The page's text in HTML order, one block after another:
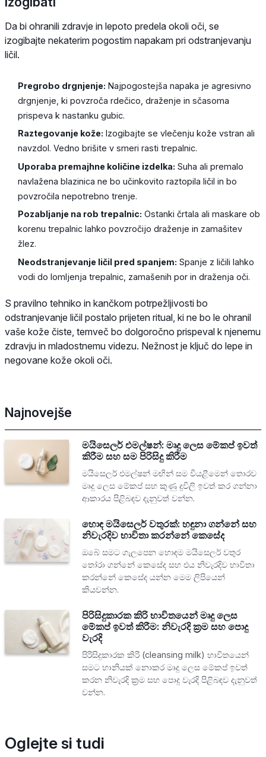
Da bi ohranili zdravje in lepoto predela okoli oči, se
izogibajte nekaterim pogostim napakam pri odstranjevanju
ličil.
Pregrobo drgnjenje: Najpogostejša napaka je agresivno
drgnjenje, ki povzroča rdečico, draženje in sčasoma
prispeva k nastanku gubic.
Raztegovanje kože: Izogibajte se vlečenju kože vstran ali
navzdol. Vedno brišite v smeri rasti trepalnic.
Uporaba premajhne količine izdelka: Suha ali premalo
navlažena blazinica ne bo učinkovito raztopila ličil in bo
povzročila nepotrebno trenje.
Pozabljanje na rob trepalnic: Ostanki črtala ali maskare ob
korenu trepalnic lahko povzročijo draženje in zamašitev
žlez.
Neodstranjevanje ličil pred spanjem: Spanje z ličili lahko
vodi do lomljenja trepalnic, zamašenih por in draženja oči.
S pravilno tehniko in kančkom potrpežljivosti bo
odstranjevanje ličil postalo prijeten ritual, ki ne bo le ohranil
vaše kože čiste, temveč bo dolgoročno prispeval k njenemu
zdravju in mladostnemu videzu. Nežnost je ključ do lepe in
negovane kože okoli oči.
Najnovejše
මයිසෙලර් එමල්ෂන්: මෘදු ලෙස මේකප් ඉවත්
කිරීම සහ සම පිරිසිදු කිරීම
මයිසෙලර් එමල්ෂන් මඟින් සම වියළීමෙන් තොරව
මෘදු ලෙස මේකප් සහ කුණු දූවිලි ඉවත් කර ගන්නා
ආකාරය පිළිබඳව දැනුවත් වන්න.
හොඳ මයිසෙලර් වතුරක්: හඳුනා ගන්නේ සහ
නිවැරදිව භාවිතා කරන්නේ කෙසේද
ඔබේ සමට ගැලපෙන හොඳම මයිසෙලර් වතුර
තෝරා ගන්නේ කෙසේද සහ එය නිවැරදිව භාවිතා
කරන්නේ කෙසේද යන්න මෙම ලිපියෙන්
කියවන්න.
පිරිසිදුකාරක කිරි භාවිතයෙන් මෘදු ලෙස
මේකප් ඉවත් කිරීම: නිවැරදි ක්‍රම සහ පොදු
වැරදි
පිරිසිදුකාරක කිරි (cleansing milk) භාවිතයෙන්
සමට හානියක් නොකර මෘදු ලෙස මේකප් ඉවත්
කරන නිවැරදි ක්‍රම සහ පොදු වැරදි පිළිබඳව දැනුවත්
වන්න.
Oglejte si tudi